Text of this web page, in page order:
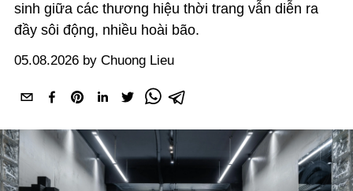
sinh giữa các thương hiệu thời trang vẫn diễn ra
đầy sôi động, nhiều hoài bão.
05.08.2026 by Chuong Lieu